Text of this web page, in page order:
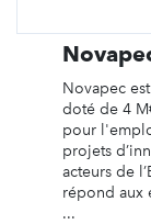
Novapec
doté de 4
pour
projets
acteurs de
répond aux
...